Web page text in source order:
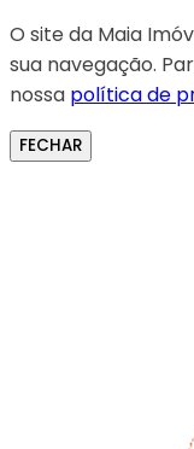
O site da Maia
sua navegação.
nossa política de
FECHAR